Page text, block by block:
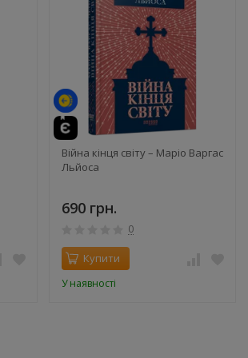
Війна кінця світу – Маріо Варгас
Льйоса
690 грн.
0
Купити
У наявності